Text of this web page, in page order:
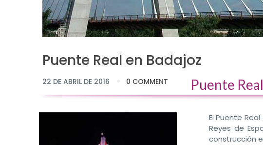
Puente Real en Badajoz
22 DE ABRIL DE 2016 0 COMMENT Puente
El Puente
Reyes de
construcción